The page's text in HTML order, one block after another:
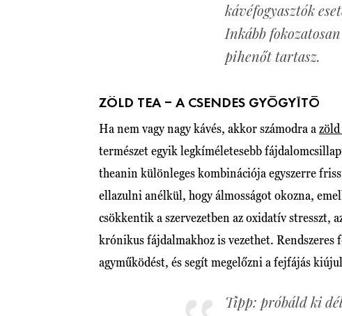
kávéfogyasztók
Inkább
pihenőt tartasz.
ZÖLD TEA – A CSENDES GYÓGYÍTÓ
Ha nem vagy nagy kávés, akkor számodra a
természet egyik legkíméletesebb
theanin különleges kombinációja egyszerre
ellazulni anélkül, hogy álmosságot okozna,
csökkentik a szervezetben az oxidatív stresszt,
krónikus fájdalmakhoz is vezethet. Rendszeres
agyműködést, és segít megelőzni a fejfájás
Tipp: próbáld ki